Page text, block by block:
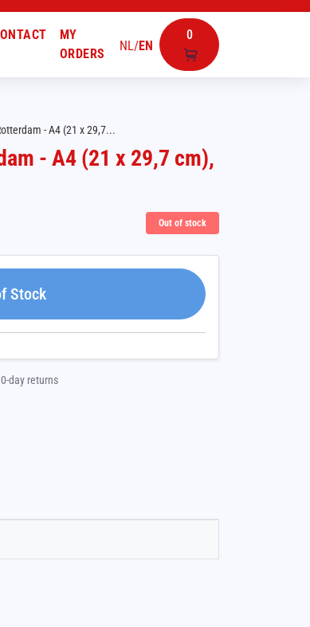
NL/EN
0
MY
ORDERS
- A4 (21 x 29,7...
- A4 (21 x 29,7 cm),
Out of stock
Stock
day returns